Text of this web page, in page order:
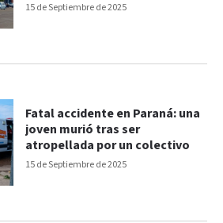
15 de Septiembre de 2025
15 de Septiembre de 2025
Fatal accidente en Paraná: una
joven murió tras ser
atropellada por un colectivo